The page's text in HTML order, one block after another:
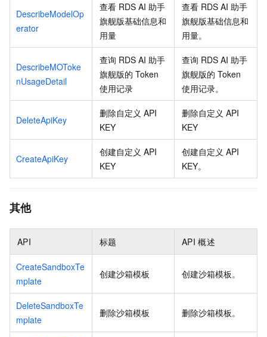
DescribeModelOp
erator
查看 RDS AI 助手
旗舰版基础信息和
用量
查看 RDS AI 助手
旗舰版基础信息和
用量。
DescribeMOToke
nUsageDetail
查询 RDS AI 助手
旗舰版的 Token
使用记录
查询 RDS AI 助手
旗舰版的 Token
使用记录。
DeleteApiKey
删除自定义 API
KEY
删除自定义 API
KEY
CreateApiKey
创建自定义 API
KEY
创建自定义 API
KEY。
其他
API 标题 API 概述
CreateSandboxTe
mplate
创建沙箱模板 创建沙箱模板。
DeleteSandboxTe
mplate
删除沙箱模板 删除沙箱模板。